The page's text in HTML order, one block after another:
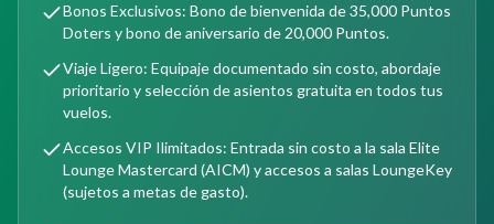
Bonos Exclusivos: Bono de bienvenida de 35,000 Puntos
Doters y bono de aniversario de 20,000 Puntos.
Viaje Ligero: Equipaje documentado sin costo, abordaje
prioritario y selección de asientos gratuita en todos tus
vuelos.
Accesos VIP Ilimitados: Entrada sin costo a la sala Elite
Lounge Mastercard (AICM) y accesos a salas LoungeKey
(sujetos a metas de gasto).